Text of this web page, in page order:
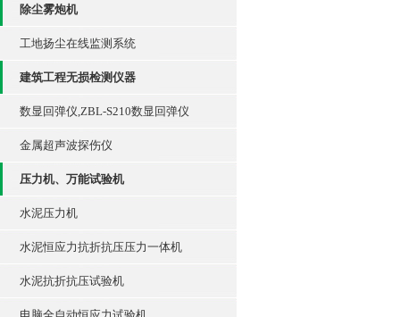
除尘雾炮机
工地扬尘在线监测系统
建筑工程无损检测仪器
数显回弹仪,ZBL-S210数显回弹仪
金属超声波探伤仪
压力机、万能试验机
水泥压力机
水泥恒应力抗折抗压压力一体机
水泥抗折抗压试验机